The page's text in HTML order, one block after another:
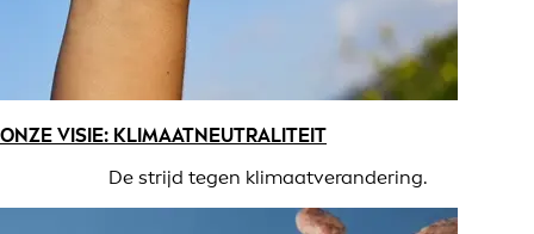
ONZE VISIE: KLIMAATNEUTRALITEIT
De strijd tegen klimaatverandering.